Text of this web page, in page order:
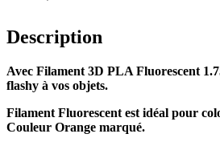
Description
Avec Filament 3D PLA Fluorescent
flashy à vos objets.
Filament Fluorescent est idéal pour
Couleur Orange marqué.